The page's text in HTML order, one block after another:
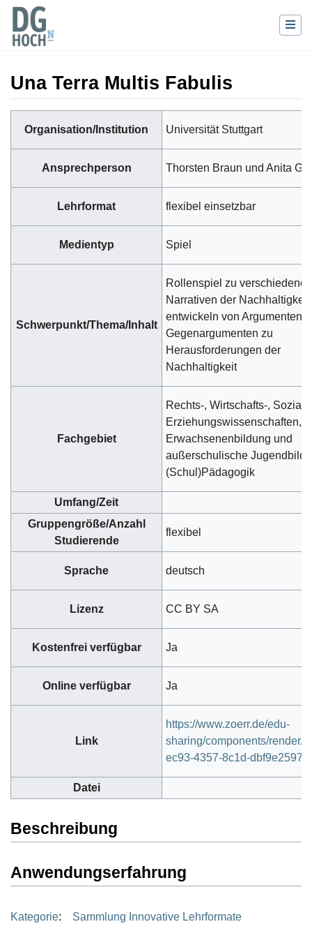
Una Terra Multis Fabulis
Organisation/Institution
Universität Stuttgart
Ansprechperson Thorsten Braun und Anita
Lehrformat flexibel einsetzbar
Medientyp Spiel
Schwerpunkt/Thema/Inhalt
Rollenspiel zu verschiedenen
Narrativen der Nachhaltigkeit
entwickeln von Argumenten
Gegenargumenten zu
Herausforderungen der
Nachhaltigkeit
Fachgebiet
Rechts-, Wirtschafts-, Sozial-,
Erziehungswissenschaften,
Erwachsenenbildung und
außerschulische
(Schul)Pädagogik
Umfang/Zeit
Gruppengröße/Anzahl
Studierende
flexibel
Sprache deutsch
Lizenz CC BY SA
Kostenfrei verfügbar Ja
Online verfügbar Ja
Link
https://www.zoerr.de/edu-
sharing/components/render/
ec93-4357-8c1d-
Datei
Beschreibung
Anwendungserfahrung
Kategorie: Sammlung Innovative Lehrformate